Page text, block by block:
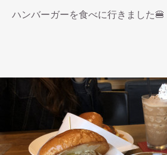
ハンバーガーを食べに行きました🍔